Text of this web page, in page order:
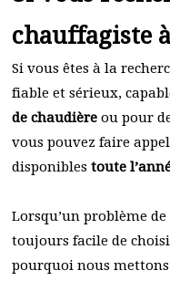
chauffagiste
Si vous êtes à la
fiable et sérieux,
de chaudière ou pour
vous pouvez faire
disponibles toute
Lorsqu’un problème
toujours facile de
pourquoi nous